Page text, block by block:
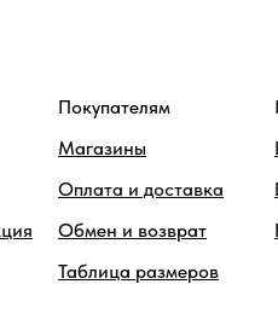
Покупателям
Магазины
Оплата и доставка
Обмен и возврат
Таблица размеров